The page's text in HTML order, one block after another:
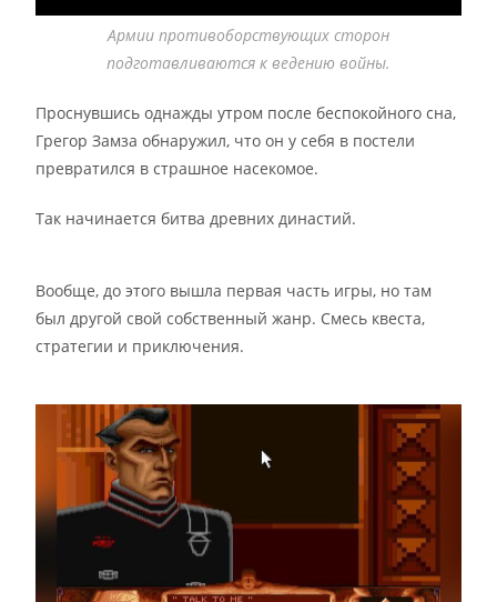
Армии противоборствующих сторон
подготавливаются к ведению войны.
Проснувшись однажды утром после беспокойного сна,
Грегор Замза обнаружил, что он у себя в постели
превратился в страшное насекомое.
Так начинается битва древних династий.
Вообще, до этого вышла первая часть игры, но там
был другой свой собственный жанр. Смесь квеста,
стратегии и приключения.